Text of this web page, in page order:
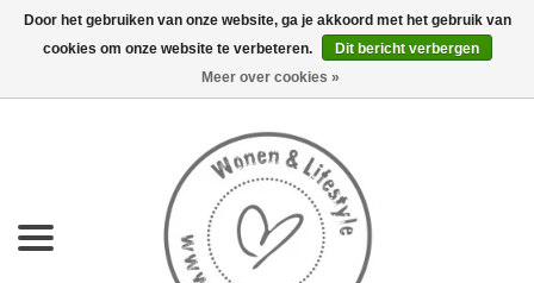
0 Artikelen - €0,00
KEUKEN
Door het gebruiken van onze website, ga je akkoord met het gebruik van
cookies om onze website te verbeteren.
Dit bericht verbergen
Meer over cookies »